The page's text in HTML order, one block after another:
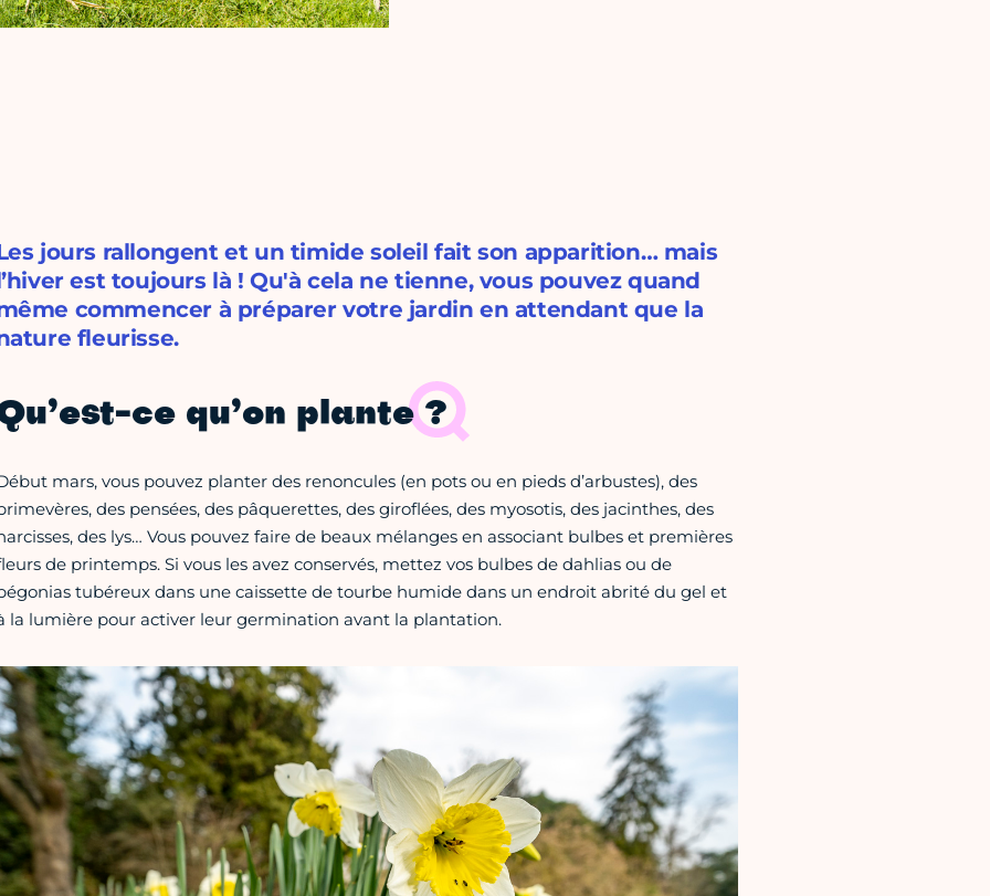
jours rallongent et un timide soleil fait son apparition… mais
est toujours là ! Qu'à cela ne tienne, vous pouvez quand
commencer à préparer votre jardin en attendant que la
fleurisse.
ce qu’on plante ?
mars, vous pouvez planter des renoncules (en pots ou en pieds d’arbustes), des
des pensées, des pâquerettes, des giroflées, des myosotis, des jacinthes, des
des lys… Vous pouvez faire de beaux mélanges en associant bulbes et premières
de printemps. Si vous les avez conservés, mettez vos bulbes de dahlias ou de
tubéreux dans une caissette de tourbe humide dans un endroit abrité du gel et
la lumière pour activer leur germination avant la plantation.